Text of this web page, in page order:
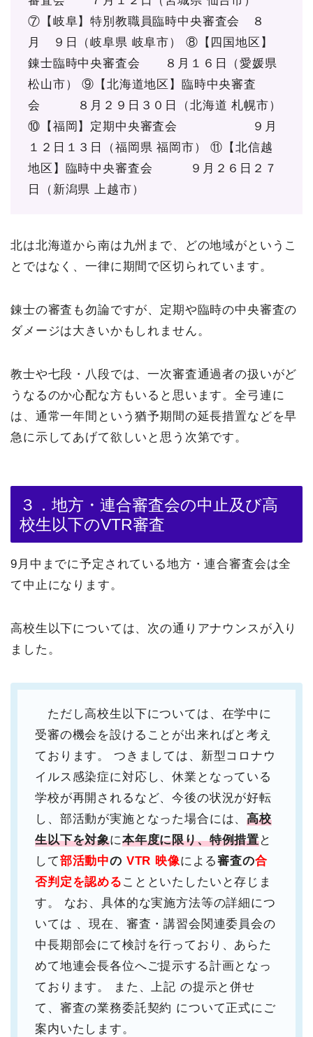
⑦【岐阜】特別教職員臨時中央審査会 ８
月 ９日（岐阜県 岐阜市）
⑧【四国地区】
錬士臨時中央審査会 ８月１６日（愛媛県
松山市）
⑨【北海道地区】臨時中央審査
会 ８月２９日３０日（北海道 札幌市）
⑩【福岡】定期中央審査会 ９月
１２日１３日（福岡県 福岡市）
⑪【北信越
地区】臨時中央審査会 ９月２６日２７
日（新潟県 上越市）
北は北海道から南は九州まで、どの地域がというこ
とではなく、一律に期間で区切られています。
錬士の審査も勿論ですが、定期や臨時の中央審査の
ダメージは大きいかもしれません。
教士や七段・八段では、一次審査通過者の扱いがど
うなるのか心配な方もいると思います。全弓連に
は、通常一年間という猶予期間の延長措置などを早
急に示してあげて欲しいと思う次第です。
３．地方・連合審査会の中止及び高
校生以下のVTR審査
9月中までに予定されている地方・連合審査会は全
て中止になります。
高校生以下については、次の通りアナウンスが入り
ました。
ただし高校生以下については、在学中に
受審の機会を設けることが出来ればと考え
ております。
つきましては、新型コロナウ
イルス感染症に対応し、休業となっている
学校が再開されるなど、今後の状況が好転
し、部活動が実施となった場合には、高校
生以下を対象に本年度に限り、特例措置と
して部活動中の VTR 映像による審査の合
否判定を認める ことといたしたいと存じま
す。
なお、具体的な実施方法等の詳細につ
いては 、現在、審査・講習会関連委員会の
中長期部会にて検討を行っており、あらた
めて地連会長各位へご提示する計画となっ
ております。
また、上記 の提示と併せ
て、審査の業務委託契約 について正式にご
案内いたします。